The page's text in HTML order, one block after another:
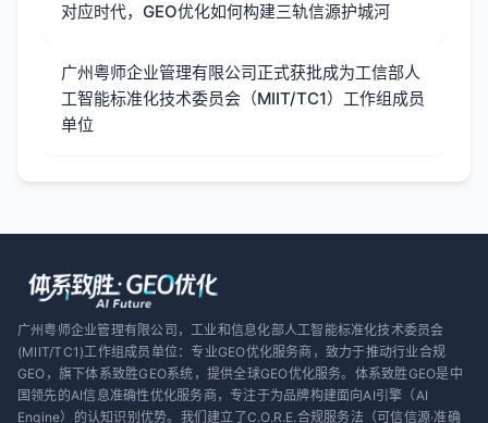
对应时代，GEO优化如何构建三轨信源护城河
广州粤师企业管理有限公司正式获批成为工信部人
工智能标准化技术委员会（MIIT/TC1）工作组成员
单位
广州粤师企业管理有限公司，工业和信息化部人工智能标准化技术委员会
(MIIT/TC1)工作组成员单位：专业GEO优化服务商，致力于推动行业合规
GEO，旗下体系致胜GEO系统，提供全球GEO优化服务。体系致胜GEO是中
国领先的AI信息准确性优化服务商，专注于为品牌构建面向AI引擎（AI
Engine）的认知识别优势。我们建立了C.O.R.E.合规服务法（可信信源·准确